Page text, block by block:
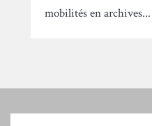
mobilités en archives...